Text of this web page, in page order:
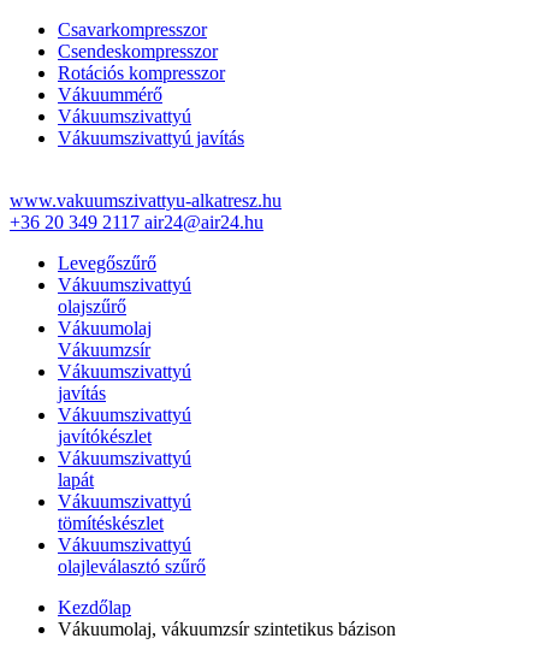
Csavarkompresszor
Csendeskompresszor
Rotációs kompresszor
Vákuummérő
Vákuumszivattyú
Vákuumszivattyú javítás
www.vakuumszivattyu-alkatresz.hu
+36 20 349 2117 air24@air24.hu
Levegőszűrő
Vákuumszivattyú
olajszűrő
Vákuumolaj
Vákuumzsír
Vákuumszivattyú
javítás
Vákuumszivattyú
javítókészlet
Vákuumszivattyú
lapát
Vákuumszivattyú
tömítéskészlet
Vákuumszivattyú
olajleválasztó szűrő
Kezdőlap
Vákuumolaj, vákuumzsír szintetikus bázison